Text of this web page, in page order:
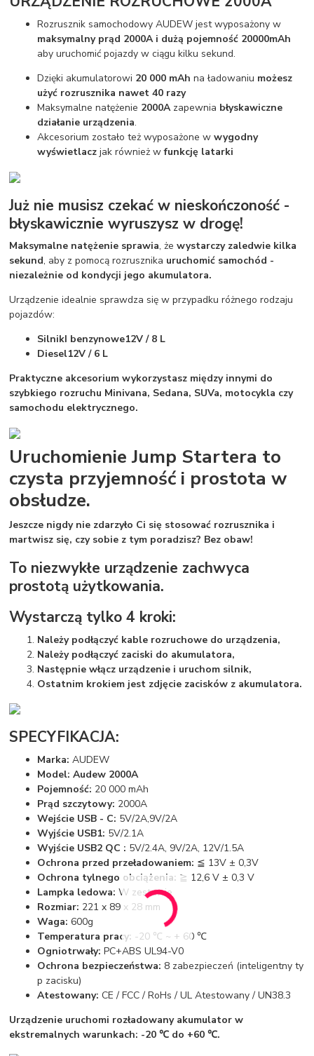
Rozrusznik samochodowy AUDEW jest wyposażony w
maksymalny prąd 2000A i dużą pojemność 20000mAh
aby uruchomić pojazdy w ciągu kilku sekund.
Dzięki akumulatorowi 20 000 mAh na ładowaniu możesz
użyć rozrusznika nawet 40 razy
Maksymalne natężenie 2000Azapewnia błyskawiczne
działanie urządzenia.
Akcesorium zostało też wyposażone wwygodny
wyświetlacz jak również wfunkcję latarki
Już nie musisz czekać w nieskończoność -
błyskawicznie wyruszysz w drogę!
Maksymalne natężenie sprawia, że wystarczy zaledwie kilka
sekund, aby z pomocą rozrusznika uruchomić samochód -
niezależnie od kondycji jego akumulatora.
Urządzenie idealnie sprawdza się w przypadku różnego rodzaju
pojazdów:
SilnikI benzynowe12V / 8 L
Diesel12V / 6 L
Praktyczne akcesorium wykorzystasz między innymi do
szybkiego rozruchu Minivana, Sedana, SUVa, motocykla czy
samochodu elektrycznego.
Uruchomienie Jump Startera to
czysta przyjemność i prostota w
obsłudze.
Jeszcze nigdy nie zdarzyło Ci się stosować rozrusznika i
martwisz się, czy sobie z tym poradzisz? Bez obaw!
To niezwykłe urządzenie zachwyca
prostotą użytkowania.
Wystarczą tylko 4 kroki:
Należy podłączyć kable rozruchowe do urządzenia,
Należy podłączyć zaciski do akumulatora,
Następnie włącz urządzenie i uruchom silnik,
Ostatnim krokiem jest zdjęcie zacisków z akumulatora.
SPECYFIKACJA:
Marka: AUDEW
Model: Audew 2000A
Pojemność: 20 000 mAh
Prąd szczytowy: 2000A
Wejście USB - C: 5V/2A,9V/2A
Wyjście USB1: 5V/2.1A
Wyjście USB2 QC : 5V/2.4A, 9V/2A, 12V/1.5A
Ochrona przed przeładowaniem: ≦ 13V ± 0,3V
Ochrona tylnego obciążenia: ≧ 12,6 V ± 0,3 V
Lampka ledowa: W zestawie
Rozmiar: 221 x 89 x 28 mm
Waga: 600g
Temperatura pracy: -20 ℃ ~ + 60 ℃
Ogniotrwały: PC+ABS UL94-V0
Ochrona bezpieczeństwa: 8 zabezpieczeń (inteligentny ty
p zacisku)
Atestowany: CE / FCC / RoHs / UL Atestowany / UN38.3
Urządzenie uruchomi rozładowany akumulator w
ekstremalnych warunkach: -20 ℃ do +60 ℃.